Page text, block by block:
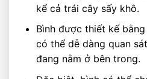
kể cả trái cây sấy khô.
Bình được thiết kế
có thể dễ dàng quan
đang nằm ở bên trong.